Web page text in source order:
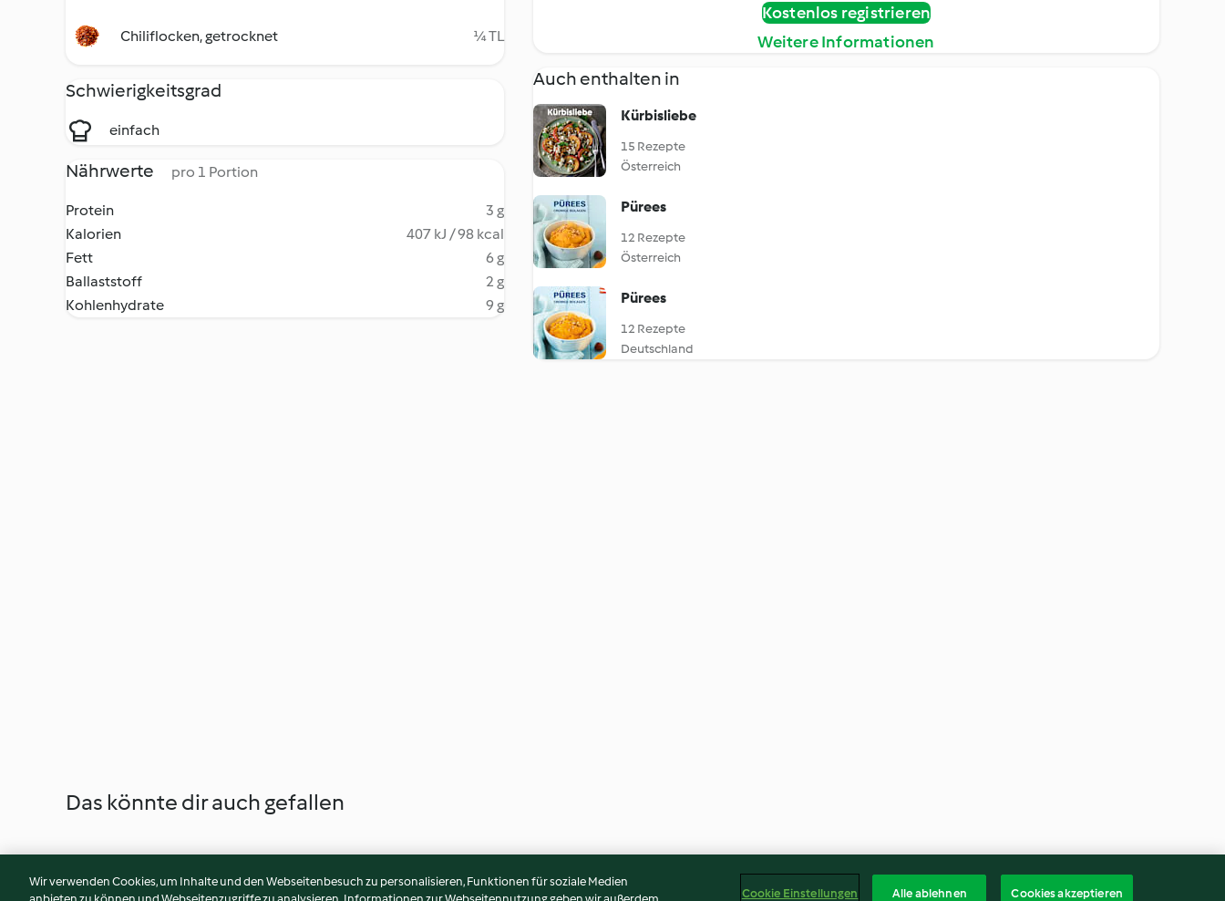
Chiliflocken, getrocknet ¼ TL
Schwierigkeitsgrad
einfach
Nährwerte pro 1 Portion
Protein
3 g
Kalorien
407 kJ / 98 kcal
Fett
6 g
Ballaststoff
2 g
Kohlenhydrate
9 g
Kostenlos registrieren
Weitere Informationen
Auch enthalten in
Kürbisliebe
15 Rezepte
Österreich
Pürees
12 Rezepte
Österreich
Pürees
12 Rezepte
Deutschland
Das könnte dir auch gefallen
Wir verwenden Cookies, um Inhalte und den Webseitenbesuch zu personalisieren, Funktionen für soziale Medien
Cookie Einstellungen Alle ablehnen Cookies akzeptieren